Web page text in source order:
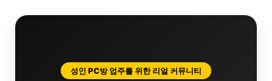
성인 PC방 업주를 위한 리얼 커뮤니티